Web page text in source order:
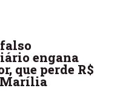
engana
que perde R$
Marília